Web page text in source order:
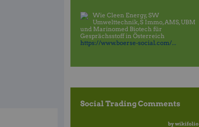
Wie Cleen Energy, SW
Umwelttechnik, S Immo, AMS, UBM
und Marinomed Biotech für
Gesprächsstoff in Österreich
https://www.boerse-social.com/...
Social Trading Comments
by wikifolio